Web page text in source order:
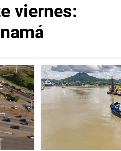
viernes: